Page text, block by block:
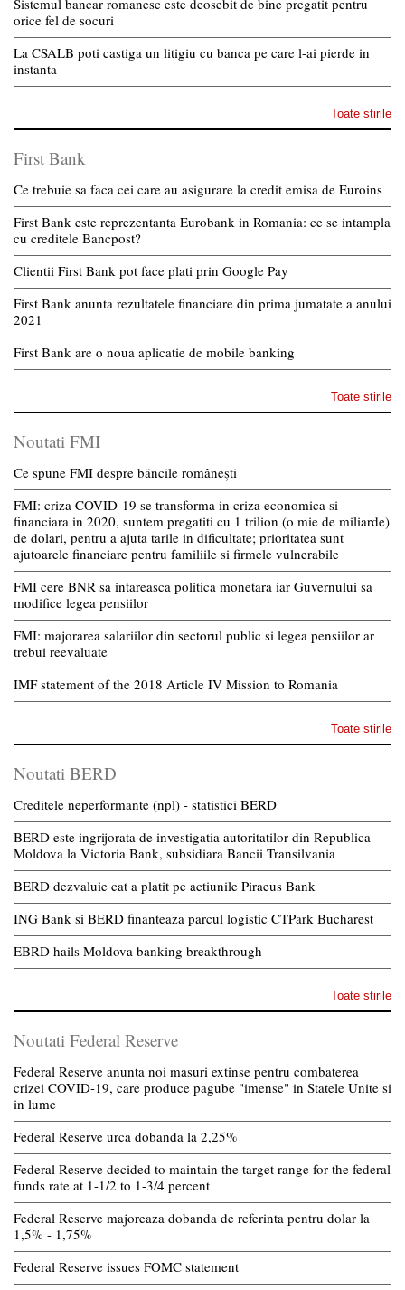
Sistemul bancar romanesc este deosebit de bine pregatit pentru
orice fel de socuri
La CSALB poti castiga un litigiu cu banca pe care l-ai pierde in
instanta
Toate stirile
First Bank
Ce trebuie sa faca cei care au asigurare la credit emisa de Euroins
First Bank este reprezentanta Eurobank in Romania: ce se intampla
cu creditele Bancpost?
Clientii First Bank pot face plati prin Google Pay
First Bank anunta rezultatele financiare din prima jumatate a anului
2021
First Bank are o noua aplicatie de mobile banking
Toate stirile
Noutati FMI
Ce spune FMI despre băncile românești
FMI: criza COVID-19 se transforma in criza economica si
financiara in 2020, suntem pregatiti cu 1 trilion (o mie de miliarde)
de dolari, pentru a ajuta tarile in dificultate; prioritatea sunt
ajutoarele financiare pentru familiile si firmele vulnerabile
FMI cere BNR sa intareasca politica monetara iar Guvernului sa
modifice legea pensiilor
FMI: majorarea salariilor din sectorul public si legea pensiilor ar
trebui reevaluate
IMF statement of the 2018 Article IV Mission to Romania
Toate stirile
Noutati BERD
Creditele neperformante (npl) - statistici BERD
BERD este ingrijorata de investigatia autoritatilor din Republica
Moldova la Victoria Bank, subsidiara Bancii Transilvania
BERD dezvaluie cat a platit pe actiunile Piraeus Bank
ING Bank si BERD finanteaza parcul logistic CTPark Bucharest
EBRD hails Moldova banking breakthrough
Toate stirile
Noutati Federal Reserve
Federal Reserve anunta noi masuri extinse pentru combaterea
crizei COVID-19, care produce pagube "imense" in Statele Unite si
in lume
Federal Reserve urca dobanda la 2,25%
Federal Reserve decided to maintain the target range for the federal
funds rate at 1-1/2 to 1-3/4 percent
Federal Reserve majoreaza dobanda de referinta pentru dolar la
1,5% - 1,75%
Federal Reserve issues FOMC statement